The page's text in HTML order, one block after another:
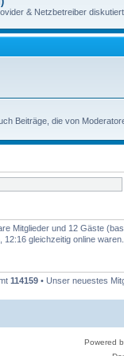
& Netzbetreiber diskutiert
Beiträge, die von
Mitglieder und 12 Gäste
gleichzeitig online waren.
114159 • Unser neuestes
Powered